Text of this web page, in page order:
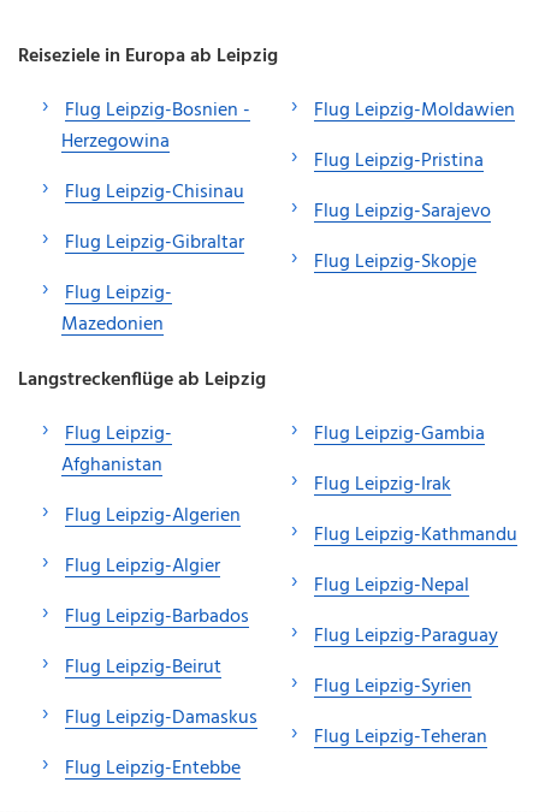
Reiseziele in Europa ab Leipzig
Flug Leipzig-Bosnien -
Herzegowina
Flug Leipzig-Chisinau
Flug Leipzig-Gibraltar
Flug Leipzig-
Mazedonien
Flug Leipzig-Moldawien
Flug Leipzig-Pristina
Flug Leipzig-Sarajevo
Flug Leipzig-Skopje
Langstreckenflüge ab Leipzig
Flug Leipzig-
Afghanistan
Flug Leipzig-Algerien
Flug Leipzig-Algier
Flug Leipzig-Barbados
Flug Leipzig-Beirut
Flug Leipzig-Damaskus
Flug Leipzig-Entebbe
Flug Leipzig-Gambia
Flug Leipzig-Irak
Flug Leipzig-Kathmandu
Flug Leipzig-Nepal
Flug Leipzig-Paraguay
Flug Leipzig-Syrien
Flug Leipzig-Teheran